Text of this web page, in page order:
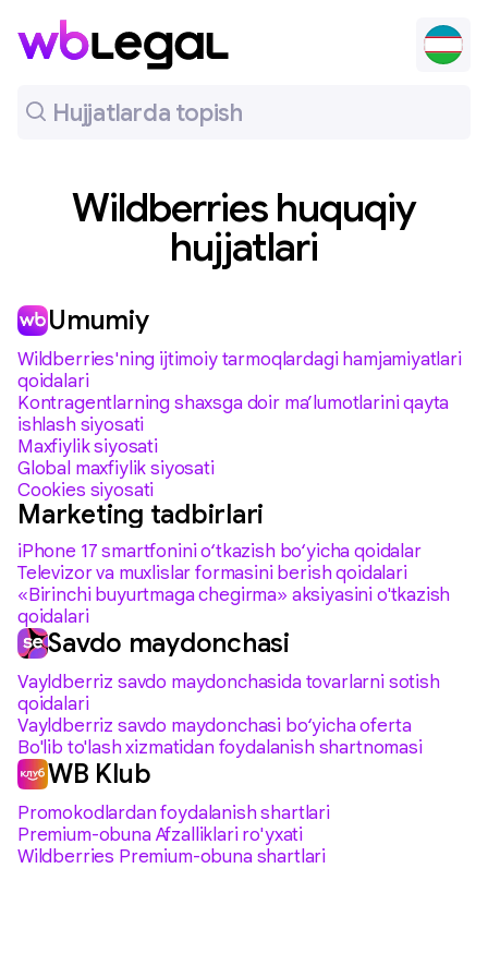
Wildberries huquqiy
hujjatlari
Umumiy
Wildberries'ning ijtimoiy tarmoqlardagi hamjamiyatlari
qoidalari
Kontragentlarning shaxsga doir ma’lumotlarini qayta
ishlash siyosati
Maxfiylik siyosati
Global maxfiylik siyosati
Cookies siyosati
Marketing tadbirlari
iPhone 17 smartfonini o‘tkazish bo‘yicha qoidalar
Televizor va muxlislar formasini berish qoidalari
«Birinchi buyurtmaga chegirma» aksiyasini o'tkazish
qoidalari
Savdo maydonchasi
Vayldberriz savdo maydonchasida tovarlarni sotish
qoidalari
Vayldberriz savdo maydonchasi bo‘yicha oferta
Bo'lib to'lash xizmatidan foydalanish shartnomasi
WB Klub
Promokodlardan foydalanish shartlari
Premium-obuna Afzalliklari ro'yxati
Wildberries Premium-obuna shartlari